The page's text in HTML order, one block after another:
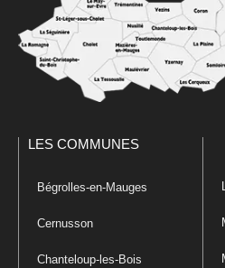
LES COMMUNES
Bégrolles-en-Mauges
Cernusson
Chanteloup-les-Bois